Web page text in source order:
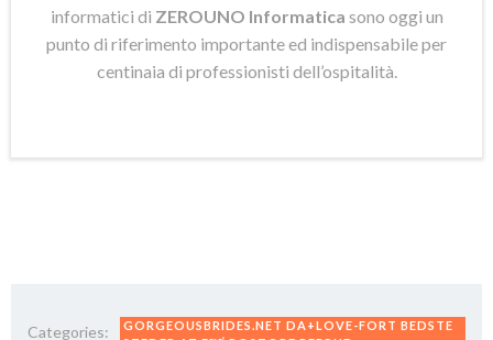
informatici di ZEROUNO Informatica sono oggi un
punto di riferimento importante ed indispensabile per
centinaia di professionisti dell’ospitalità.
Categories:
GORGEOUSBRIDES.NET DA+LOVE-FORT BEDSTE